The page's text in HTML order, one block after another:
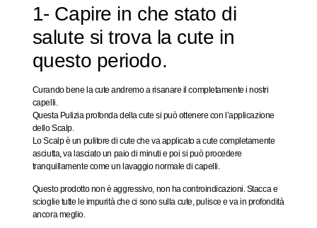
1- Capire in che stato di
salute si trova la cute in
questo periodo.
Curando bene la cute andremo a risanare il completamente i nostri
capelli.
Questa Pulizia profonda della cute si può ottenere con l’applicazione
delloScalp.
Lo Scalp è un pulitore di cute che va applicato a cute completamente
asciutta, va lasciato un paio di minuti e poi si può procedere
tranquillamente come un lavaggio normale di capelli.
Questo prodotto non è aggressivo, non ha controindicazioni. Stacca e
scioglie tutte le impurità che ci sono sulla cute, pulisce e va in profondità
ancora meglio.